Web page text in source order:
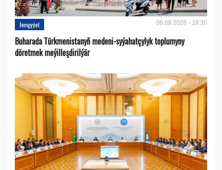
Jemgyýet 06.08.2026 - 16:30
Buharada Türkmenistanyň medeni-syýahatçylyk toplumyny
döretmek meýilleşdirilýär